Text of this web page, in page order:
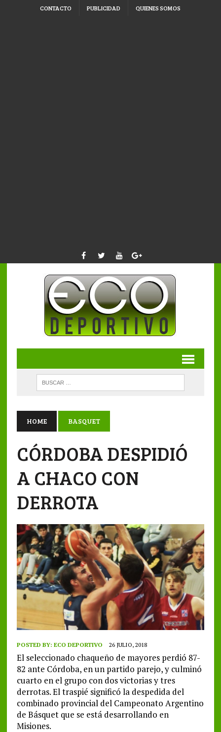
CONTACTO PUBLICIDAD QUIENES SOMOS
HOME BASQUET
CÓRDOBA DESPIDIÓ
A CHACO CON
DERROTA
POSTED BY: ECO DEPORTIVO 26 JULIO, 2018
El seleccionado chaqueño de mayores perdió 87-
82 ante Córdoba, en un partido parejo, y culminó
cuarto en el grupo con dos victorias y tres
derrotas. El traspié significó la despedida del
combinado provincial del Campeonato Argentino
de Básquet que se está desarrollando en
Misiones.